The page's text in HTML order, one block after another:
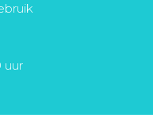
uur